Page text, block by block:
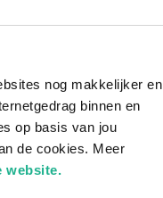
nog makkelijker en
binnen en
op basis van jou
de cookies. Meer
website.